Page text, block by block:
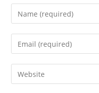
Enter
your
name
comment
Enter
your
email
address
Enter
your